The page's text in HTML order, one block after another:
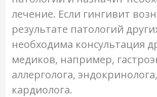
лечение. Если гингивит
результате патологий
необходима консультация
медиков, например,
аллерголога, эндокринолога,
кардиолога.